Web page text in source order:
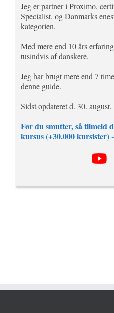
Jeg er partner i Proximo,
Specialist, og Danmarks
kategorien.
Med mere end 10 års
tusindvis af danskere.
Jeg har brugt mere end 7
denne guide.
Sidst opdateret d. 30.
Før du smutter, så tilmeld
kursus (+30.000 kursister)